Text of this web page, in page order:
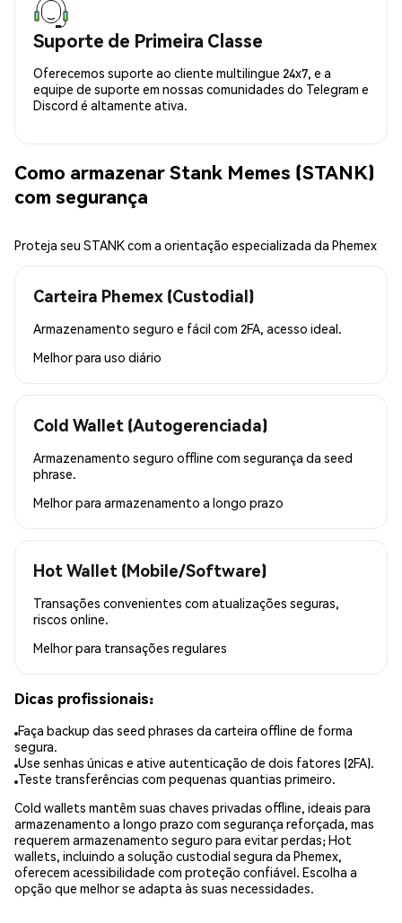
Suporte de Primeira Classe
Oferecemos suporte ao cliente multilingue 24x7, e a
equipe de suporte em nossas comunidades do Telegram e
Discord é altamente ativa.
Como armazenar Stank Memes (STANK)
com segurança
Proteja seu STANK com a orientação especializada da Phemex
Carteira Phemex (Custodial)
Armazenamento seguro e fácil com 2FA, acesso ideal.
Melhor para uso diário
Cold Wallet (Autogerenciada)
Armazenamento seguro offline com segurança da seed
phrase.
Melhor para armazenamento a longo prazo
Hot Wallet (Mobile/Software)
Transações convenientes com atualizações seguras,
riscos online.
Melhor para transações regulares
Dicas profissionais:
Faça backup das seed phrases da carteira offline de forma
segura.
Use senhas únicas e ative autenticação de dois fatores (2FA).
Teste transferências com pequenas quantias primeiro.
Cold wallets mantêm suas chaves privadas offline, ideais para
armazenamento a longo prazo com segurança reforçada, mas
requerem armazenamento seguro para evitar perdas; Hot
wallets, incluindo a solução custodial segura da Phemex,
oferecem acessibilidade com proteção confiável. Escolha a
opção que melhor se adapta às suas necessidades.